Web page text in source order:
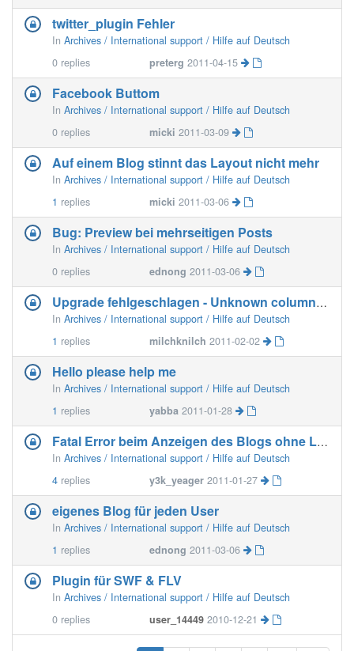
twitter_plugin Fehler
In Archives / International support / Hilfe auf Deutsch
0 replies preterg 2011-04-15
Facebook Buttom
In Archives / International support / Hilfe auf Deutsch
0 replies micki 2011-03-09
Auf einem Blog stinnt das Layout nicht mehr
In Archives / International support / Hilfe auf Deutsch
1 replies micki 2011-03-06
Bug: Preview bei mehrseitigen Posts
In Archives / International support / Hilfe auf Deutsch
0 replies ednong 2011-03-06
Upgrade fehlgeschlagen - Unknown column (Errno=1054)
In Archives / International support / Hilfe auf Deutsch
1 replies milchknilch 2011-02-02
Hello please help me
In Archives / International support / Hilfe auf Deutsch
1 replies yabba 2011-01-28
Fatal Error beim Anzeigen des Blogs ohne LogIn
In Archives / International support / Hilfe auf Deutsch
4 replies y3k_yeager 2011-01-27
eigenes Blog für jeden User
In Archives / International support / Hilfe auf Deutsch
1 replies ednong 2011-03-06
Plugin für SWF & FLV
In Archives / International support / Hilfe auf Deutsch
0 replies user_14449 2010-12-21